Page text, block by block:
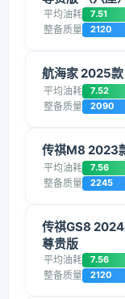
平均油耗 7.51
整备质量 2120
航海家 2025
平均油耗 7.52
整备质量 2090
传祺M8 2023
平均油耗 7.56
整备质量 2245
传祺GS8
尊贵版
平均油耗 7.56
整备质量 2120